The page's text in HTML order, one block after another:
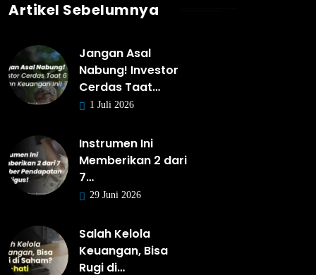
Artikel Sebelumnya
Jangan Asal
Nabung! Investor
Cerdas Taat…
1 Juli 2026
Instrumen Ini
Memberikan 2 dari
7…
29 Juni 2026
Salah Kelola
Keuangan, Bisa
Rugi di…